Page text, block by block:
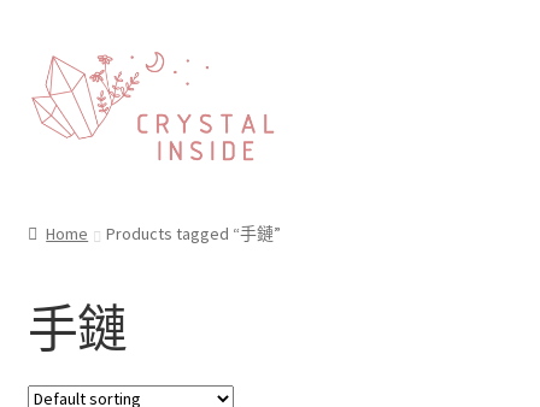
Home Products tagged “手鏈”
手鏈